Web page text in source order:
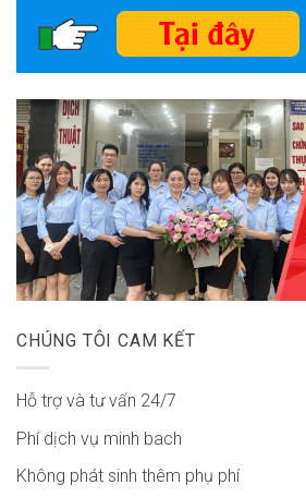
CHÚNG TÔI CAM KẾT
Hỗ trợ và tư vấn 24/7
Phí dịch vụ minh bach
Không phát sinh thêm phụ phí